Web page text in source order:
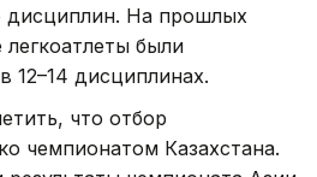
дисциплин. На прошлых
легкоатлеты были
12–14 дисциплинах.
что отбор
чемпионатом Казахстана.